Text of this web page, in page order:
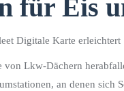
für Eis
Digitale Karte
Lkw-Dächern
an denen sich